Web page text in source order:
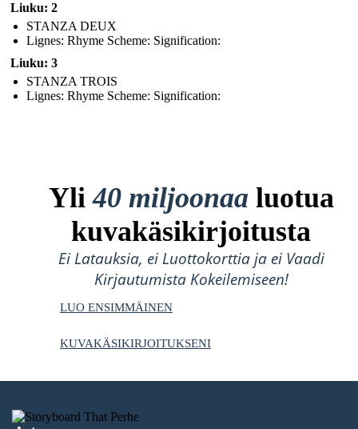
Liuku: 2
STANZA DEUX
Lignes: Rhyme Scheme: Signification:
Liuku: 3
STANZA TROIS
Lignes: Rhyme Scheme: Signification:
Yli40 miljoonaa luotua
kuvakäsikirjoitusta
Ei Latauksia, ei Luottokorttia ja ei Vaadi
Kirjautumista Kokeilemiseen!
LUO ENSIMMÄINEN
KUVAKÄSIKIRJOITUKSENI